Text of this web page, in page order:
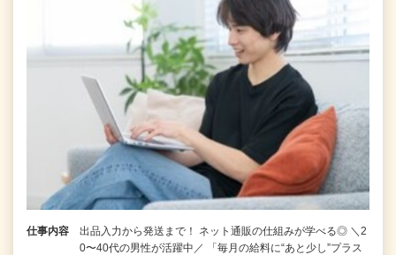
仕事内容
出品入力から発送まで！ ネット通販の仕組みが学べる◎ ＼2
0〜40代の男性が活躍中／ 「毎月の給料に“あと少し”プラス